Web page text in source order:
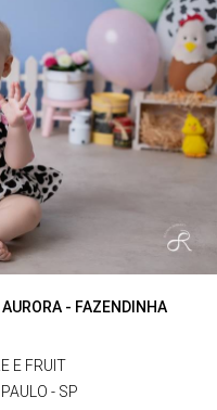
- FAZENDINHA
E FRUIT
- SP